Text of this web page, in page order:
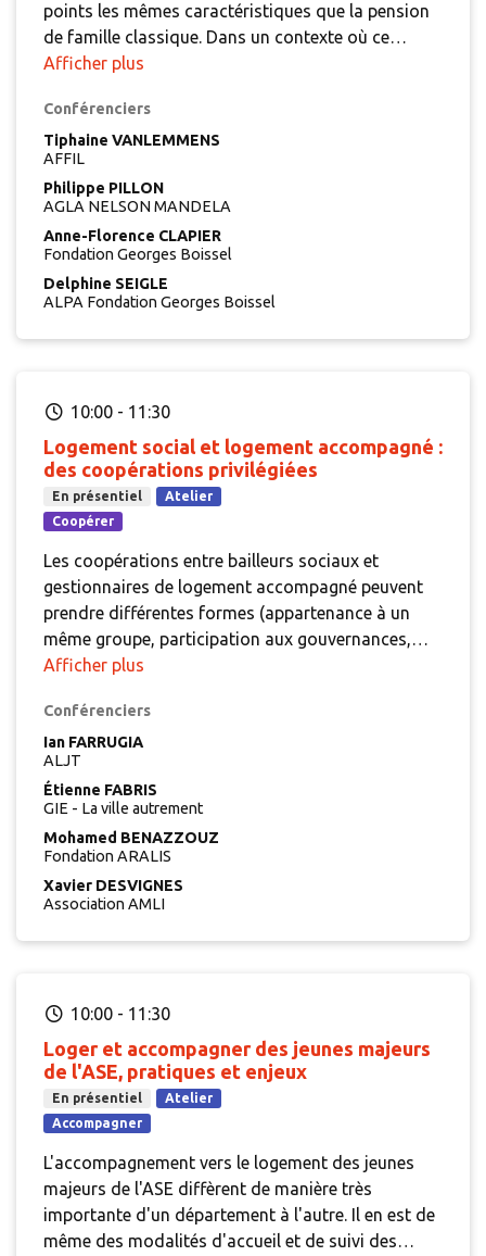
points les mêmes caractéristiques que la pension
de famille classique. Dans un contexte où ce
dispositif peine à se développer, les personnes en
orientées en pension de famille. Des distinctions
s'observent notamment en fonction des
associations porteuses et de leur secteur d'activité
principal (médico-sociale, sanitaire ou sociale).
tenté de mieux comprendre les besoins auxquels
répond ce dispositif et d'identifier les conditions
de réussite pour s'assurer de la pérennisation de
Afficher plus
Conférenciers
Tiphaine VANLEMMENS
AFFIL
Philippe PILLON
AGLA NELSON MANDELA
Anne-Florence CLAPIER
Fondation Georges Boissel
Delphine SEIGLE
ALPA Fondation Georges Boissel
10:00 - 11:30
Logement social et logement accompagné :
des coopérations privilégiées
En présentiel
Atelier
Coopérer
Les coopérations entre bailleurs sociaux et
gestionnaires de logement accompagné peuvent
prendre différentes formes (appartenance à un
même groupe, participation aux gouvernances,
groupements d’intérêts économique etc.) et
partenariats avec les collectivités, accès aux
fonciers, acceptabilité des projets etc.. A travers
cet atelier, plusieurs approches seront présentées,
les stratégies et impacts partagés. Il sera
sur comment favoriser ses coopérations et sur les
Afficher plus
Conférenciers
Ian FARRUGIA
ALJT
Étienne FABRIS
GIE - La ville autrement
Mohamed BENAZZOUZ
Fondation ARALIS
Xavier DESVIGNES
Association AMLI
10:00 - 11:30
Loger et accompagner des jeunes majeurs
de l'ASE, pratiques et enjeux
En présentiel
Atelier
Accompagner
L'accompagnement vers le logement des jeunes
majeurs de l'ASE diffèrent de manière très
importante d'un département à l'autre. Il en est de
même des modalités d'accueil et de suivi des